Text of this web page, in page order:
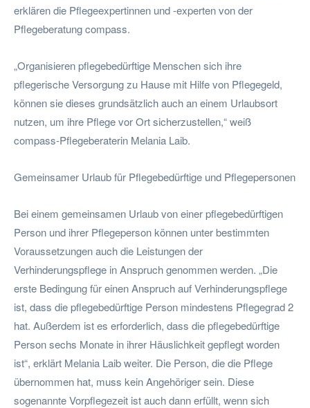
erklären die Pflegeexpertinnen und -experten von der
Pflegeberatung compass.
„Organisieren pflegebedürftige Menschen sich ihre
pflegerische Versorgung zu Hause mit Hilfe von Pflegegeld,
können sie dieses grundsätzlich auch an einem Urlaubsort
nutzen, um ihre Pflege vor Ort sicherzustellen,“ weiß
compass-Pflegeberaterin Melania Laib.
Gemeinsamer Urlaub für Pflegebedürftige und Pflegepersonen
Bei einem gemeinsamen Urlaub von einer pflegebedürftigen
Person und ihrer Pflegeperson können unter bestimmten
Voraussetzungen auch die Leistungen der
Verhinderungspflege in Anspruch genommen werden. „Die
erste Bedingung für einen Anspruch auf Verhinderungspflege
ist, dass die pflegebedürftige Person mindestens Pflegegrad 2
hat. Außerdem ist es erforderlich, dass die pflegebedürftige
Person sechs Monate in ihrer Häuslichkeit gepflegt worden
ist“, erklärt Melania Laib weiter. Die Person, die die Pflege
übernommen hat, muss kein Angehöriger sein. Diese
sogenannte Vorpflegezeit ist auch dann erfüllt, wenn sich